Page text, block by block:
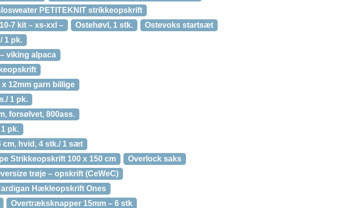
PETITEKNIT strikkeopskrift
7 kit – xs-xxl –
Ostehøvl, 1 stk.
Ostevoks startsæt
1 pk.
viking alpaca
12mm garn billige
1 pk.
forsølvet, 800ass.
pk.
cm, hvid, 4 stk./ 1 sæt
Strikkeopskrift 100 x 150 cm
Overlock saks
trøje – opskrift (CeWeC)
Hækleopskrift Ones
Overtræksknapper 15mm – 6 stk